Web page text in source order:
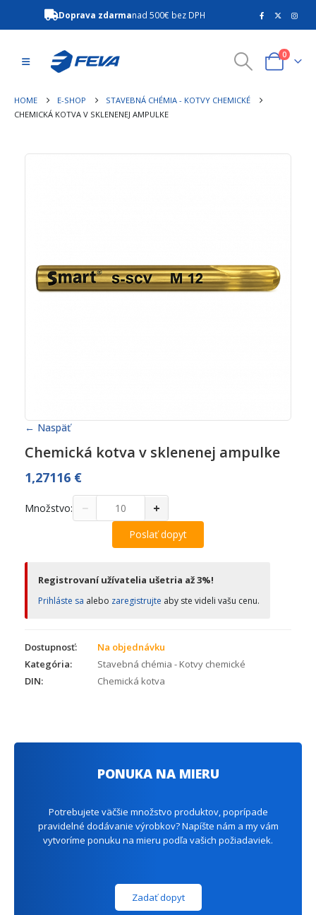
Doprava zdarmanad 500€ bez DPH
0
HOME E-SHOP
STAVEBNÁ CHÉMIA - KOTVY CHEMICKÉ
CHEMICKÁ KOTVA V SKLENENEJ AMPULKE
← Naspäť
Chemická kotva v sklenenej ampulke
1,27116 €
Množstvo: − +
Poslať dopyt
Registrovaní užívatelia ušetria až 3%!
Prihláste sa alebo zaregistrujte aby ste videli vašu cenu.
Dostupnosť:
Na objednávku
Kategória:
Stavebná chémia - Kotvy chemické
DIN:
Chemická kotva
PONUKA NA MIERU
Potrebujete väčšie množstvo produktov, poprípade
pravidelné dodávanie výrobkov? Napíšte nám a my vám
vytvoríme ponuku na mieru podľa vašich požiadaviek.
Zadať dopyt